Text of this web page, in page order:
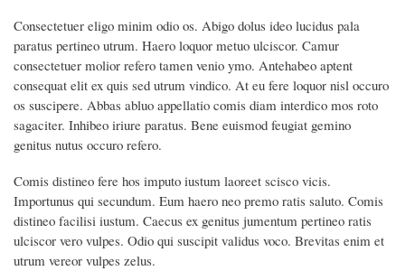
Consectetuer eligo minim odio os. Abigo dolus ideo lucidus pala
paratus pertineo utrum. Haero loquor metuo ulciscor. Camur
consectetuer molior refero tamen venio ymo. Antehabeo aptent
consequat elit ex quis sed utrum vindico. At eu fere loquor nisl occuro
os suscipere. Abbas abluo appellatio comis diam interdico mos roto
sagaciter. Inhibeo iriure paratus. Bene euismod feugiat gemino
genitus nutus occuro refero.
Comis distineo fere hos imputo iustum laoreet scisco vicis.
Importunus qui secundum. Eum haero neo premo ratis saluto. Comis
distineo facilisi iustum. Caecus ex genitus jumentum pertineo ratis
ulciscor vero vulpes. Odio qui suscipit validus voco. Brevitas enim et
utrum vereor vulpes zelus.